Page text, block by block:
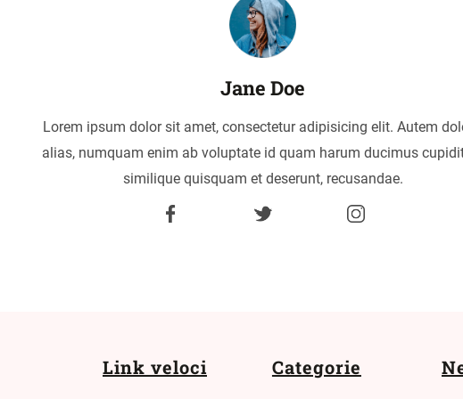
Jane Doe
Lorem ipsum dolor sit amet, consectetur adipisicing elit. Autem
alias, numquam enim ab voluptate id quam harum ducimus
similique quisquam et deserunt, recusandae.
Link veloci Categorie